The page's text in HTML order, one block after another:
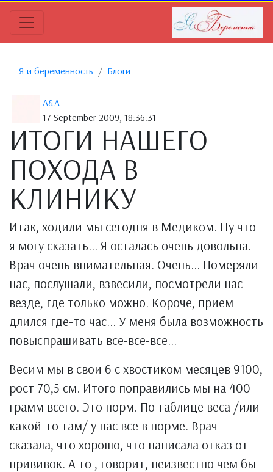
Я и беременность Блоги
A&A
17 September 2009, 18:36:31
ИТОГИ НАШЕГО
ПОХОДА В
КЛИНИКУ
Итак, ходили мы сегодня в Медиком. Ну что
я могу сказать... Я осталась очень довольна.
Врач очень внимательная. Очень... Померяли
нас, послушали, взвесили, посмотрели нас
везде, где только можно. Короче, прием
длился где-то час... У меня была возможность
повыспрашивать все-все-все...
Весим мы в свои 6 с хвостиком месяцев 9100,
рост 70,5 см. Итого поправились мы на 400
грамм всего. Это норм. По таблице веса /или
какой-то там/ у нас все в норме. Врач
сказала, что хорошо, что написала отказ от
прививок. А то , говорит, неизвестно чем бы